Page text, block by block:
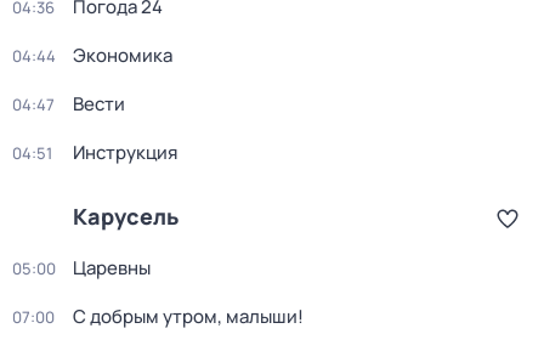
04:36 Погода 24
04:44 Экономика
04:47 Вести
04:51 Инструкция
Карусель
05:00 Царевны
07:00 С добрым утром, малыши!